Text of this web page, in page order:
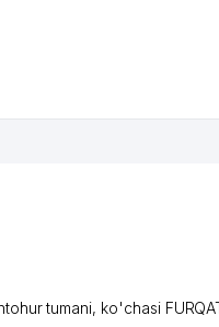
tumani, ko'chasi